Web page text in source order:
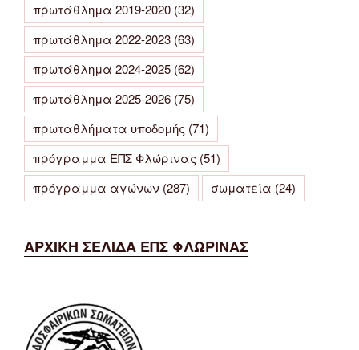
πρωτάθλημα 2019-2020 (32)
πρωτάθλημα 2022-2023 (63)
πρωτάθλημα 2024-2025 (62)
πρωτάθλημα 2025-2026 (75)
πρωταθλήματα υποδομής (71)
πρόγραμμα ΕΠΣ Φλώρινας (51)
πρόγραμμα αγώνων (287) σωματεία (24)
ΑΡΧΙΚΗ ΣΕΛΙΔΑ ΕΠΣ ΦΛΩΡΙΝΑΣ